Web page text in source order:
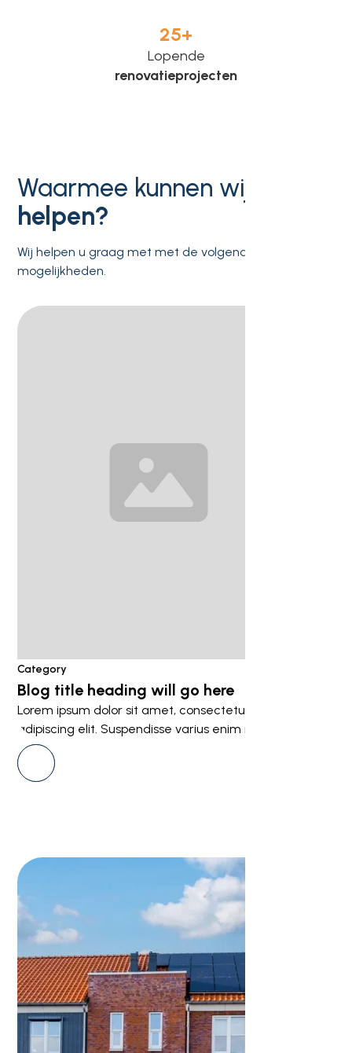
25+
Lopende
renovatieprojecten
Waarmee kunnen wij u
helpen?
Wij helpen u graag met met de volgende
mogelijkheden.
Category
Blog title heading will go here
Lorem ipsum dolor sit amet, consectetur
adipiscing elit. Suspendisse varius enim in eros.